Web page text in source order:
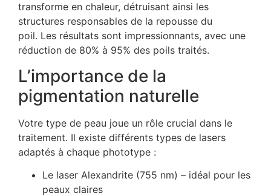
transforme en chaleur, détruisant ainsi les
structures responsables de la repousse du
poil. Les résultats sont impressionnants, avec une
réduction de 80% à 95% des poils traités.
L’importance de la
pigmentation naturelle
Votre type de peau joue un rôle crucial dans le
traitement. Il existe différents types de lasers
adaptés à chaque phototype :
Le laser Alexandrite (755 nm) – idéal pour les
peaux claires